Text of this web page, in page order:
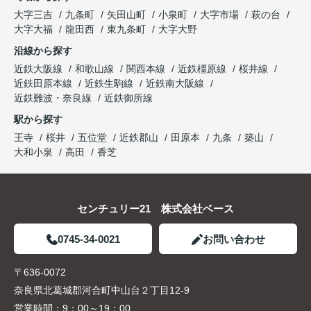
大字三吉
九条町 矢田山町 小泉町 大字市場
萩の台
大字大福
龍田西 東九条町
大字大野
沿線から探す
近鉄大阪線
和歌山線 関西本線 近鉄橿原線
桜井線
近鉄田原本線
近鉄生駒線
近鉄南大阪線
近鉄難波・奈良線
近鉄御所線
駅から探す
王寺
桜井 五位堂 近鉄郡山 田原本 九条
築山
大和小泉
高田 香芝
センチュリー21 株式会社ベース
0745-34-0021 お問い合わせ
〒636-0072
奈良県北葛城郡河合町中山台２丁目12-9
営業時間： 9：00～19：00